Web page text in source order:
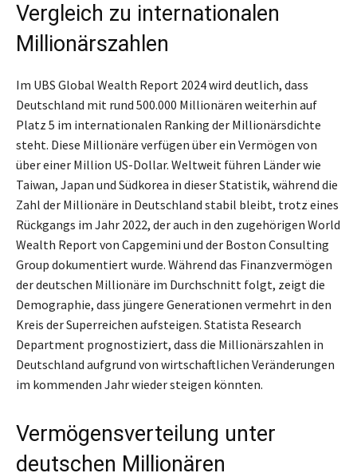
Vergleich zu internationalen
Millionärszahlen
Im UBS Global Wealth Report 2024 wird deutlich, dass
Deutschland mit rund 500.000 Millionären weiterhin auf
Platz 5 im internationalen Ranking der Millionärsdichte
steht. Diese Millionäre verfügen über ein Vermögen von
über einer Million US-Dollar. Weltweit führen Länder wie
Taiwan, Japan und Südkorea in dieser Statistik, während die
Zahl der Millionäre in Deutschland stabil bleibt, trotz eines
Rückgangs im Jahr 2022, der auch in den zugehörigen World
Wealth Report von Capgemini und der Boston Consulting
Group dokumentiert wurde. Während das Finanzvermögen
der deutschen Millionäre im Durchschnitt folgt, zeigt die
Demographie, dass jüngere Generationen vermehrt in den
Kreis der Superreichen aufsteigen. Statista Research
Department prognostiziert, dass die Millionärszahlen in
Deutschland aufgrund von wirtschaftlichen Veränderungen
im kommenden Jahr wieder steigen könnten.
Vermögensverteilung unter
deutschen Millionären